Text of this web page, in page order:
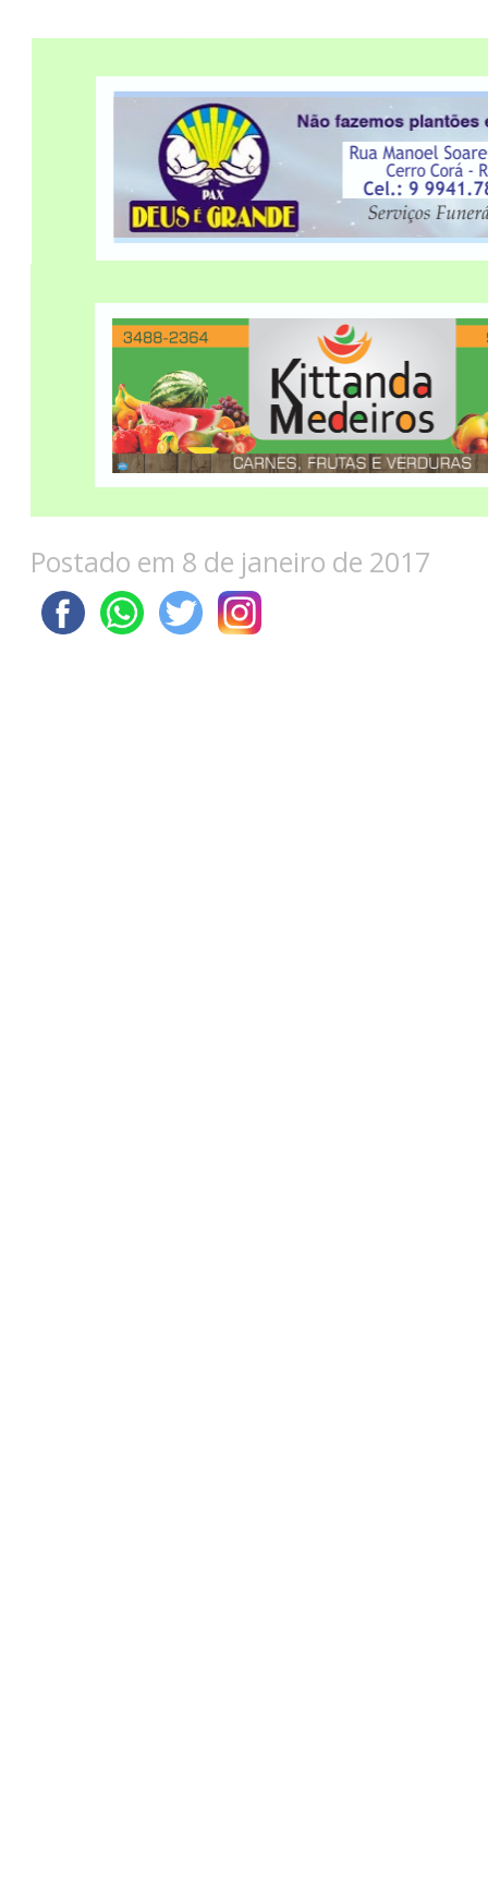
Postado em 8 de janeiro de 2017